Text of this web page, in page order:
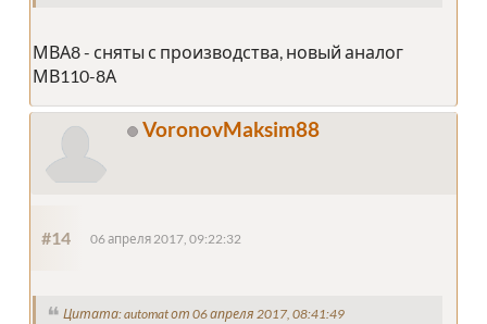
МВА8 - сняты с производства, новый аналог
МВ110-8А
VoronovMaksim88
#14 06 апреля 2017, 09:22:32
Цитата: automat от 06 апреля 2017, 08:41:49